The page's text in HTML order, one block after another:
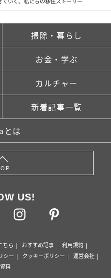
掃除・暮らし
お金・学ぶ
カルチャー
新着記事一覧
は
US!
ちら おすすめ記事
利用規約
シー クッキーポリシー
運営会社
料